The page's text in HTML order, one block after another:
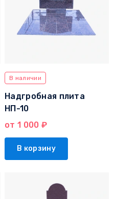
В наличии
Надгробная плита
НП-10
от 1 000 ₽
В корзину